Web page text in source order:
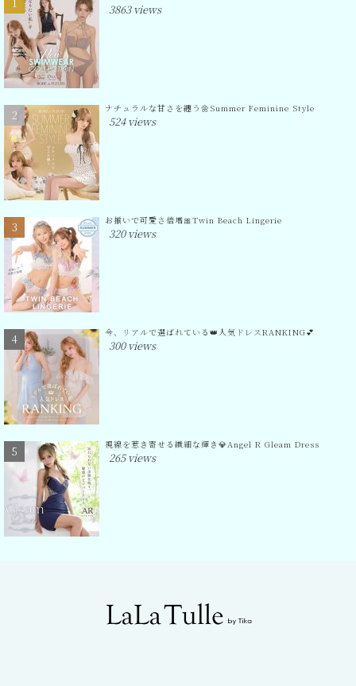
3863 views
ナチュラルな甘さを纏う🌼Summer Feminine Style
524 views
お揃いで可愛さ倍増🎀Twin Beach Lingerie
320 views
今、リアルで選ばれている👑人気ドレスRANKING💕
300 views
視線を惹き寄せる繊細な輝き💎Angel R Gleam Dress
265 views